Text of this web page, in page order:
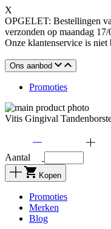
X
OPGELET: Bestellingen
verzonden op maandag
Onze klantenservice is
Ons aanbod
Promoties
Vitis Gingival
Aantal
Kopen
Promoties
Merken
Blog